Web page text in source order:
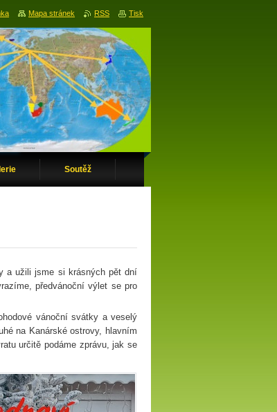
Soutěž
a užili jsme si krásných pět dní
předvánoční výlet se pro
vánoční svátky a veselý
na Kanárské ostrovy, hlavním
určitě podáme zprávu, jak se
Mapa stránek RSS Tisk